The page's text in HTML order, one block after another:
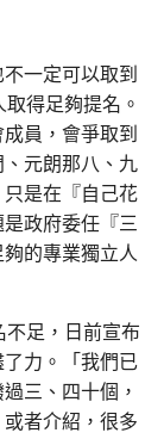
一定可以取到
得足夠提名。
員，會爭取到
元朗那八、九
是在『自己花
政府委任『三
的專業獨立人
足，日前宣布
力。「我們已
三、四十個，
者介紹，很多